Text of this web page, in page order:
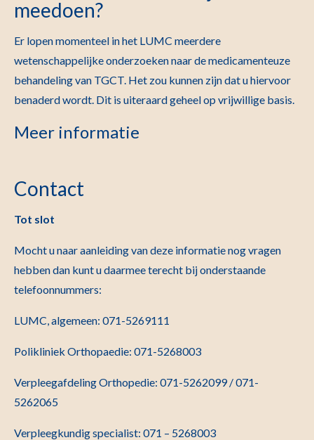
meedoen?
Er lopen momenteel in het LUMC meerdere
wetenschappelijke onderzoeken naar de medicamenteuze
behandeling van TGCT. Het zou kunnen zijn dat u hiervoor
benaderd wordt. Dit is uiteraard geheel op vrijwillige basis.
Meer informatie
Contact
Tot slot
Mocht u naar aanleiding van deze informatie nog vragen
hebben dan kunt u daarmee terecht bij onderstaande
telefoonnummers:
LUMC, algemeen: 071-5269111
Polikliniek Orthopaedie: 071-5268003
Verpleegafdeling Orthopedie: 071-5262099 / 071-
5262065
Verpleegkundig specialist: 071 – 5268003